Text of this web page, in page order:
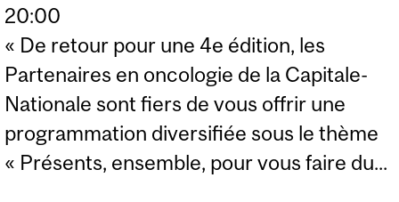
20:00
« De retour pour une 4e édition, les
Partenaires en oncologie de la Capitale-
Nationale sont fiers de vous offrir une
programmation diversifiée sous le thème
« Présents, ensemble, pour vous faire du...